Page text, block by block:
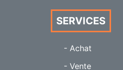
SERVICES
- Achat
- Vente